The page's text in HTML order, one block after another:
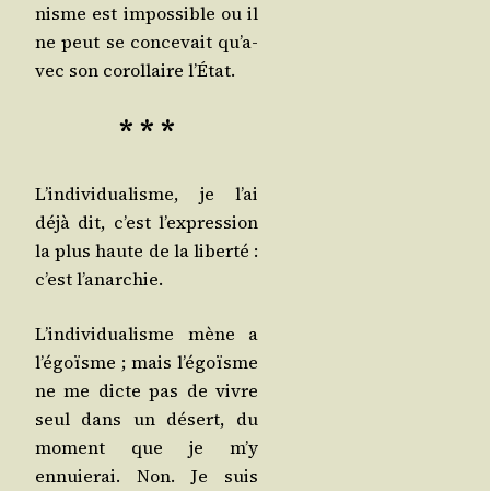
nisme est impos­sible ou il
ne peut se conce­vait qu’a­
vec son corol­laire l’État.
* * *
L’in­di­vi­dua­lisme, je l’ai
déjà dit, c’est l’ex­pres­sion
la plus haute de la liber­té :
c’est l’anarchie.
L’in­di­vi­dua­lisme mène a
l’é­goïsme ; mais l’é­goïsme
ne me dicte pas de vivre
seul dans un désert, du
moment que je m’y
ennuie­rai. Non. Je suis